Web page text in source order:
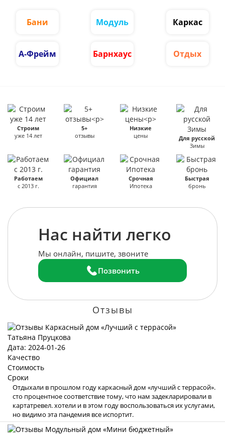
Бани Модуль Каркас
А-Фрейм Барнхаус Отдых
Строим
уже 14 лет
5+
отзывы
Низкие
цены
Для русской
Зимы
Работаем
с 2013 г.
Официал
гарантия
Срочная
Ипотека
Быстрая
бронь
Нас найти легко
Мы онлайн, пишите, звоните
Позвонить
Отзывы
Татьяна Пруцкова
Дата: 2024-01-26
Качество
Стоимость
Сроки
Отдыхали в прошлом году каркасный дом «лучший с террасой».
сто процентное соответствие тому, что нам задекларировали в
картатревел. хотели и в этом году воспользоваться их услугами,
но видимо эта пандемия все испортит.